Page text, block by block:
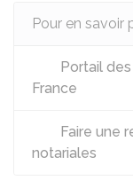
Pour en savoir
Portail
France
Faire une
notariales